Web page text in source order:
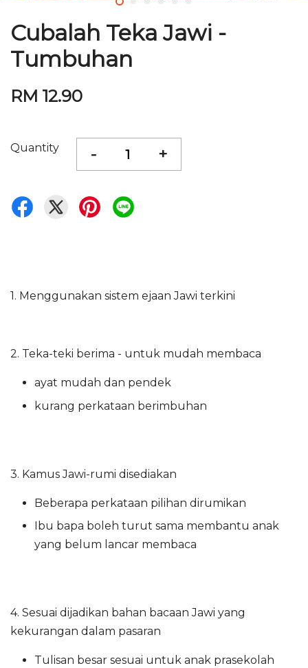
Cubalah Teka Jawi -
Tumbuhan
RM 12.90
Quantity - +
1. Menggunakan sistem ejaan Jawi terkini
2. Teka-teki berima - untuk mudah membaca
ayat mudah dan pendek
kurang perkataan berimbuhan
3. Kamus Jawi-rumi disediakan
Beberapa perkataan pilihan dirumikan
Ibu bapa boleh turut sama membantu anak
yang belum lancar membaca
4. Sesuai dijadikan bahan bacaan Jawi yang
kekurangan dalam pasaran
Tulisan besar sesuai untuk anak prasekolah